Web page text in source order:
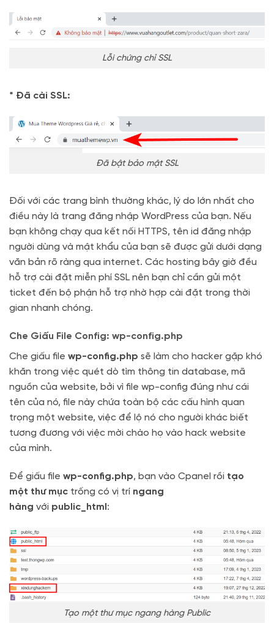
Lỗi chứng chỉ SSL
* Đã cài SSL:
Đã bật bảo mật SSL
Đối với các trang bình thường khác, lý do lớn nhất cho
điều này là trang đăng nhập WordPress của bạn. Nếu
bạn không chạy qua kết nối HTTPS, tên id đăng nhập
người dùng và mật khẩu của bạn sẽ được gửi dưới dạng
văn bản rõ ràng qua internet. Các hosting bây giờ đều
hỗ trợ cài đặt miễn phí SSL nên bạn chỉ cần gửi một
ticket đến bộ phận hỗ trợ nhờ hợp cài đặt trong thời
gian nhanh chóng.
Che Giấu File Config: wp-config.php
Che giấu file wp-config.php sẽ làm cho hacker gặp khó
khăn trong việc quét dò tìm thông tin database, mã
nguồn của website, bởi vì file wp-config đúng như cái
tên của nó, file này chứa toàn bộ các cấu hình quan
trọng một website, việc để lộ nó cho người khác biết
tương đương với việc mời chào họ vào hack website
của mình.
Để giấu file wp-config.php, bạn vào Cpanel rồi tạo
một thư mục trống có vị trí ngang
hàng với public_html :
Tạo một thư mục ngang hàng Public